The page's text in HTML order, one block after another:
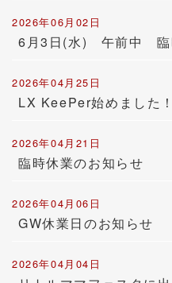
2026年06月02日
6月3日(水) 午前中 臨
2026年04月25日
LX KeePer始めました！
2026年04月21日
臨時休業のお知らせ
2026年04月06日
GW休業日のお知らせ
2026年04月04日